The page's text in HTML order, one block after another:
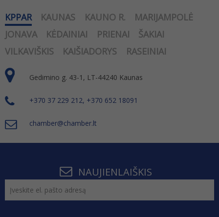
KPPAR KAUNAS KAUNO R.
MARIJAMPOLĖ
JONAVA
KĖDAINIAI PRIENAI
ŠAKIAI
VILKAVIŠKIS
KAIŠIADORYS RASEINIAI
Gedimino g. 43-1, LT-44240 Kaunas
+370 37 229 212, +370 652 18091
chamber@chamber.lt
NAUJIENLAIŠKIS